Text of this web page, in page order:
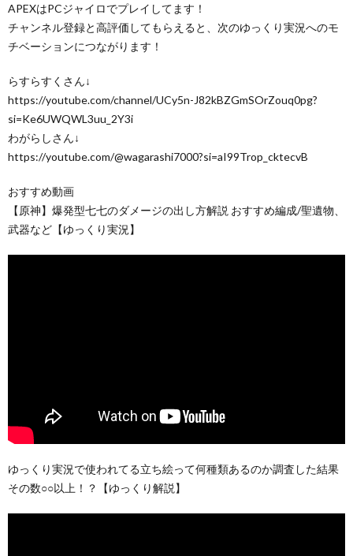
APEXはPCジャイロでプレイしてます！
チャンネル登録と高評価してもらえると、次のゆっくり実況へのモ
チベーションにつながります！
らすらすくさん↓
https://youtube.com/channel/UCy5n-J82kBZGmSOrZouq0pg?
si=Ke6UWQWL3uu_2Y3i
わがらしさん↓
https://youtube.com/@wagarashi7000?si=aI99Trop_cktecvB
おすすめ動画
【原神】爆発型七七のダメージの出し方解説 おすすめ編成/聖遺物、
武器など【ゆっくり実況】
ゆっくり実況で使われてる立ち絵って何種類あるのか調査した結果
その数○○以上！？【ゆっくり解説】